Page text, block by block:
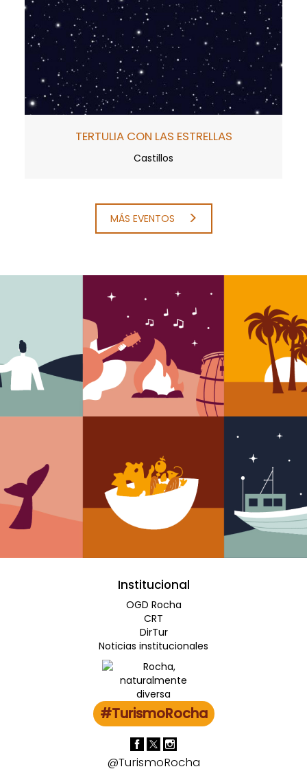
TERTULIA CON LAS ESTRELLAS
Castillos
MÁS EVENTOS
Institucional
OGD Rocha
CRT
DirTur
Noticias institucionales
#TurismoRocha
@TurismoRocha